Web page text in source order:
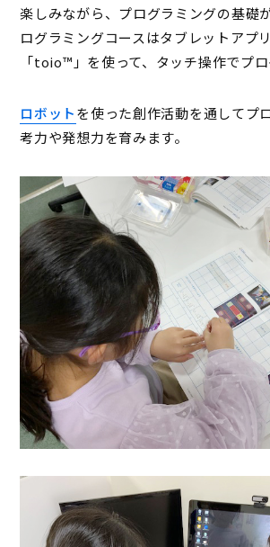
楽しみながら、プログラミングの基礎
ログラミングコースはタブレットアプ
「toio™」を使って、タッチ操作でプロ
ロボットを使った創作活動を通してプ
考力や発想力を育みます。